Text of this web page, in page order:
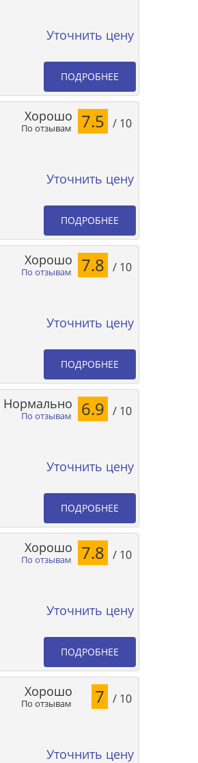
Уточнить цену
ПОДРОБНЕЕ
По отзывам
Хорошо 7.5 / 10
Уточнить цену
ПОДРОБНЕЕ
По отзывам
Хорошо 7.8 / 10
Уточнить цену
ПОДРОБНЕЕ
По отзывам
Нормально 6.9 / 10
Уточнить цену
ПОДРОБНЕЕ
По отзывам
Хорошо 7.8 / 10
Уточнить цену
ПОДРОБНЕЕ
По отзывам
Хорошо 7 / 10
Уточнить цену